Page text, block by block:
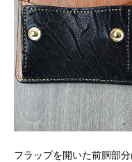
フラップを開いた前胴部